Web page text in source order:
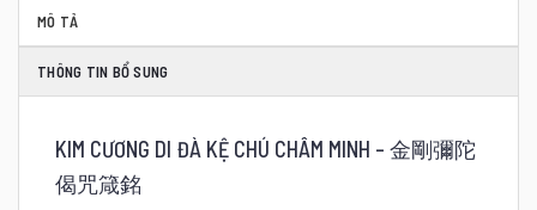
MÔ TẢ
THÔNG TIN BỔ SUNG
KIM CƯƠNG DI ĐÀ KỆ CHÚ CHÂM MINH – 金剛彌陀
偈咒箴銘